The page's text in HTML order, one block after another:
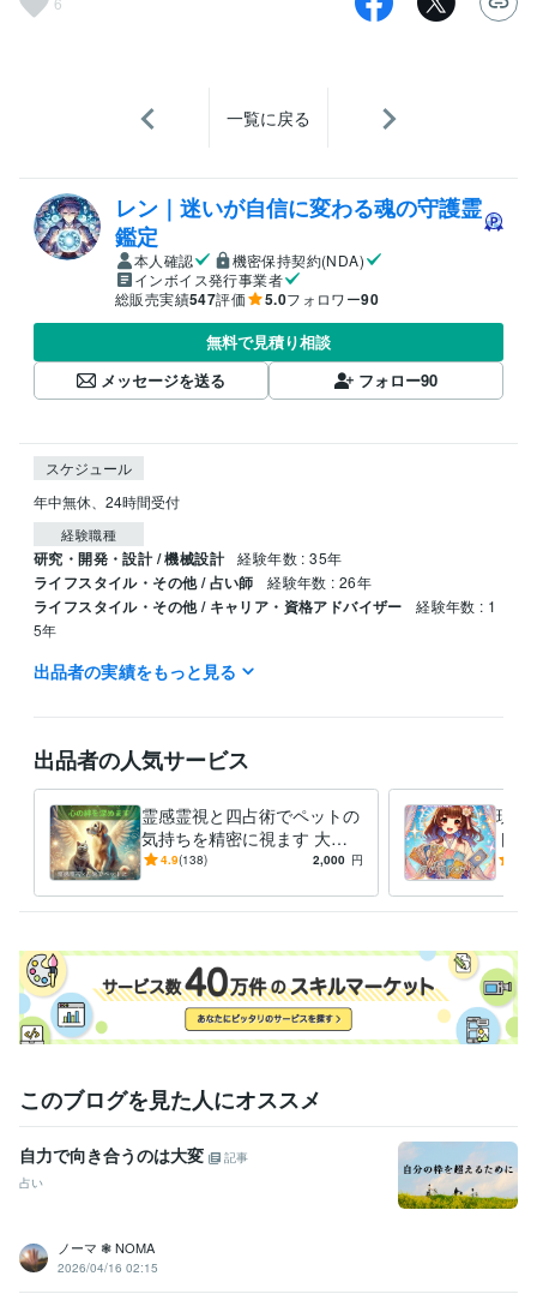
一覧に戻る
レン｜迷いが自信に変わる魂の守護霊
鑑定
本人確認
機密保持契約(NDA)
インボイス発行事業者
総販売実績547評価 5.0フォロワー90
無料で見積り相談
メッセージを送る
フォロー90
スケジュール
年中無休、24時間受付
経験職種
研究・開発・設計 / 機械設計 経験年数 : 35年
ライフスタイル・その他 / 占い師 経験年数 : 26年
ライフスタイル・その他 / キャリア・資格アドバイザー
経験年数 : 1
5年
受賞歴
第二次試験「機械部門」完全対策＆キーワード100 5版 技術士第二次
試験「機械部門」完全対策＆キーワード100 4版
「機械部門」完全対策＆キーワード100 3版
技術士必須科目論文事例集
資格・検定
技術士（機械） 取得年 : 2010年
去生リーディング 故人交信（動物も） ペンジュラム 四柱推命/西洋
占星術/宿曜教/紫微斗数 九星気学 不思議現象の調査と対策
出品者の実績をもっと見る
出品者の人気サービス
霊感霊視と四占術でペットの
気持ちを精密に視ます 大切
な家族の気質や本音をロジカ
4.9(138) 2,000 円
現代
ト
迷い
言
このブログを見た人にオススメ
自力で向き合うのは大変
記事
占い
ノーマ ❃ NOMA
2026/04/16 02:15